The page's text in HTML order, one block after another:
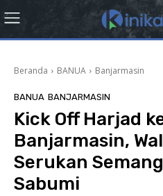
Beranda BANUA Banjarmasin
BANUA BANJARMASIN
Kick Off Harjad
Banjarmasin,
Serukan
Sabumi